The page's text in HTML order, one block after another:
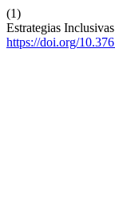
(1)
Estrategias
https://doi.org/